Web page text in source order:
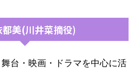
美(川井菜摘役)
台・映画・ドラマを中心に活